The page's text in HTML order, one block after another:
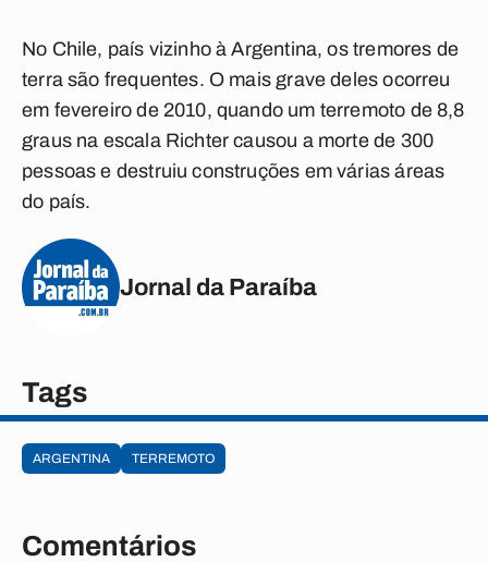
No Chile, país vizinho à Argentina, os tremores de
terra são frequentes. O mais grave deles ocorreu
em fevereiro de 2010, quando um terremoto de 8,8
graus na escala Richter causou a morte de 300
pessoas e destruiu construções em várias áreas
do país.
Jornal da Paraíba
Tags
ARGENTINA TERREMOTO
Comentários